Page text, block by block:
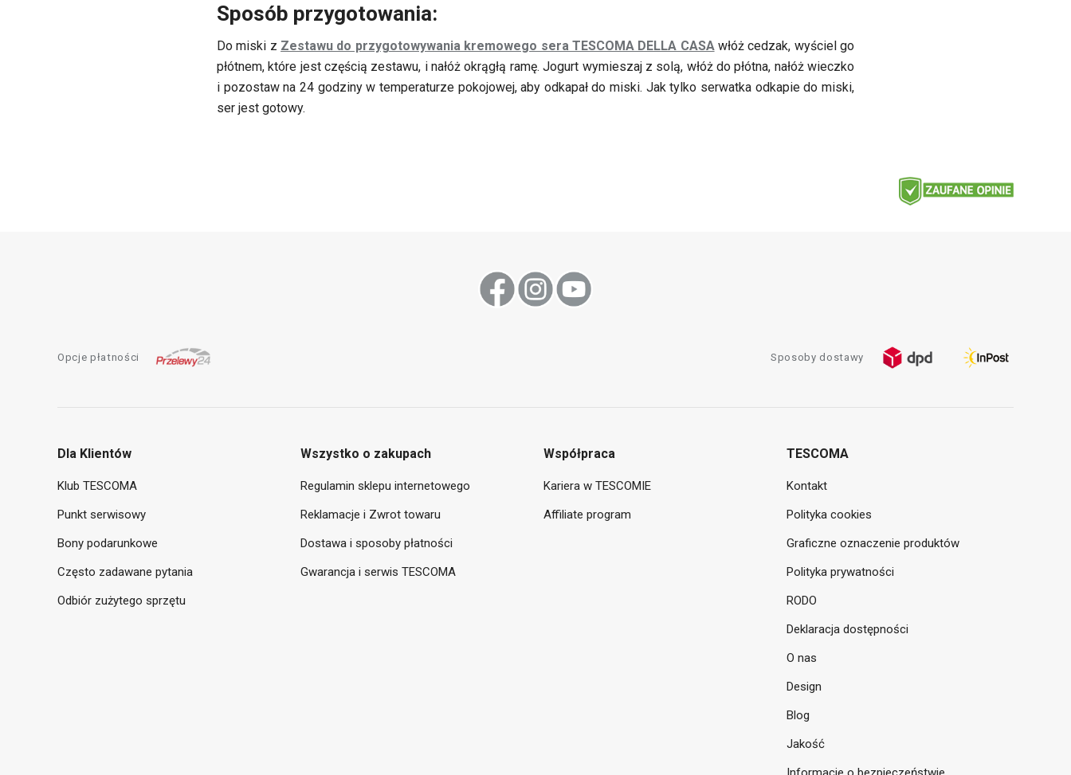
Sposób przygotowania:
Do miski z Zestawu do przygotowywania kremowego sera TESCOMA DELLA CASA włóż cedzak, wyściel go
płótnem, które jest częścią zestawu, i nałóż okrągłą ramę. Jogurt wymieszaj z solą, włóż do płótna, nałóż wieczko
i pozostaw na 24 godziny w temperaturze pokojowej, aby odkapał do miski. Jak tylko serwatka odkapie do miski,
ser jest gotowy.
Opcje płatności Sposoby dostawy
Dla Klientów
Klub TESCOMA
Punkt serwisowy
Bony podarunkowe
Często zadawane pytania
Odbiór zużytego sprzętu
Wszystko o zakupach
Regulamin sklepu internetowego
Reklamacje i Zwrot towaru
Dostawa i sposoby płatności
Gwarancja i serwis TESCOMA
Współpraca
Kariera w TESCOMIE
Affiliate program
TESCOMA
Kontakt
Polityka cookies
Graficzne oznaczenie produktów
Polityka prywatności
RODO
Deklaracja dostępności
O nas
Design
Blog
Jakość